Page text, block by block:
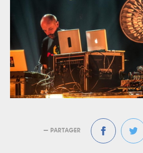
— PARTAGER